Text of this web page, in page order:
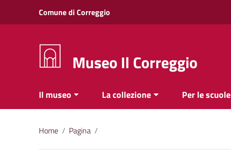
Vai ai contenuti
Vai al menu di navigazione
Comune di Correggio
Museo Il Correggio
Il museo La collezione Per le scuole
Home / Pagina /